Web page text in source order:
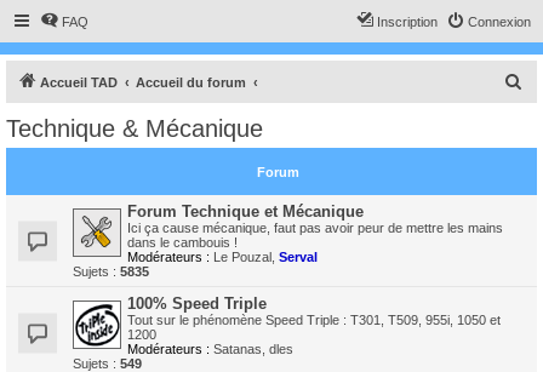
FAQ Connexion
Inscription
Accueil TAD Accueil du forum
e
Technique & Mécanique
Forum
Forum Technique et Mécanique
Ici ça cause mécanique, faut pas avoir peur de mettre les mains
dans le cambouis !
Modérateurs : Le Pouzal Serval
Sujets : 5835
100% Speed Triple
Tout sur le phénomène Speed Triple : T301, T509, 955i, 1050 et
1200
Modérateurs : Satanas dles
Sujets : 549